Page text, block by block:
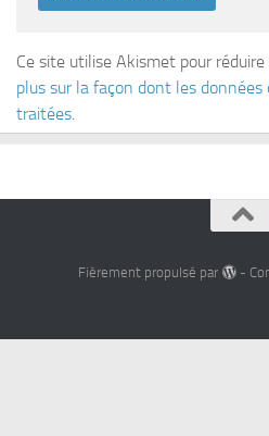
Ce site utilise Akismet pour
plus sur la façon dont les
traitées.
Fièrement propulsé par -